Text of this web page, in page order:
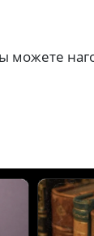
можете